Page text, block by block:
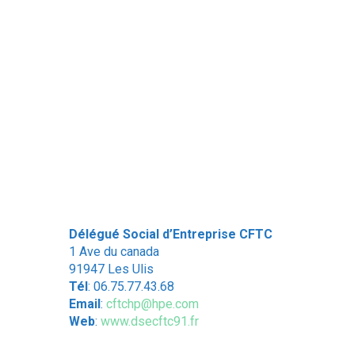
Délégué Social d’Entreprise CFTC
1 Ave du canada
91947 Les Ulis
Tél: 06.75.77.43.68
Email: cftchp@hpe.com
Web: www.dsecftc91.fr